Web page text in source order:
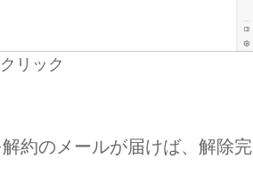
リック
約のメールが届けば、解除